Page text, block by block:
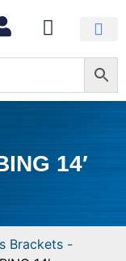
14′
Brackets -